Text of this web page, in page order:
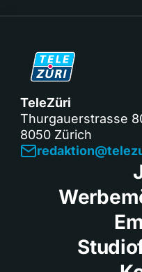
TeleZüri
Thurgauerstrasse
8050 Zürich